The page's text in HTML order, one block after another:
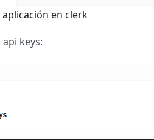
aplicación en clerk
keys: